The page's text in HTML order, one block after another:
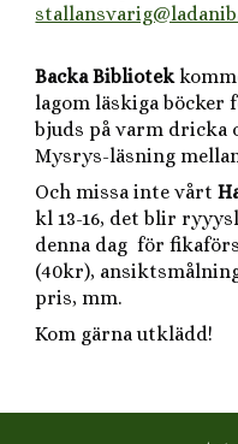
Backa Bibliotek
lagom läskiga böcker
bjuds på varm dricka
Mysrys-läsning mellan
Och missa inte vårt
kl 13-16, det blir
denna dag för
(40kr),
pris, mm.
Kom gärna utklädd!